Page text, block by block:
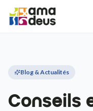
Blog & Actualités
Conseils